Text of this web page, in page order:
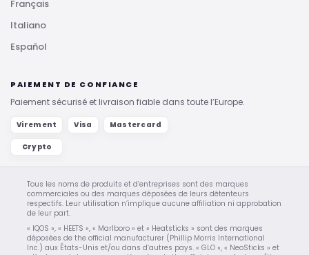
Français
Italiano
Español
PAIEMENT DE CONFIANCE
Paiement sécurisé et livraison fiable dans toute l’Europe.
Virement Visa Mastercard
Crypto
Tous les noms de produits et d’entreprises sont des marques
commerciales ou des marques déposées de leurs détenteurs
respectifs. Leur utilisation n’implique aucune affiliation ni approbation
de leur part.
« IQOS », « HEETS », « Marlboro » et « Heatsticks » sont des marques
déposées de the official manufacturer (Phillip Morris International
Inc.) aux États-Unis et/ou dans d’autres pays. « GLO », « NeoSticks » et